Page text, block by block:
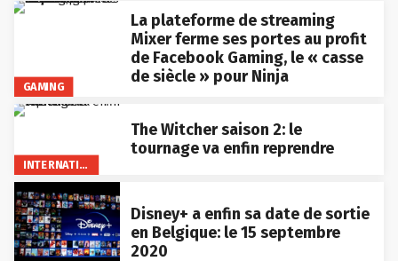
GAMING
La plateforme de streaming
Mixer ferme ses portes au profit
de Facebook Gaming, le « casse
de siècle » pour Ninja
The Witcher saison 2: le
tournage va enfin reprendre
Disney+ a enfin sa date de sortie
en Belgique: le 15 septembre
2020